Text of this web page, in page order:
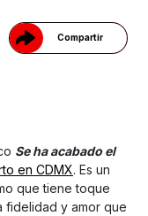
Compartir
Se ha acabado el
en CDMX. Es un
que tiene toque
fidelidad y amor que